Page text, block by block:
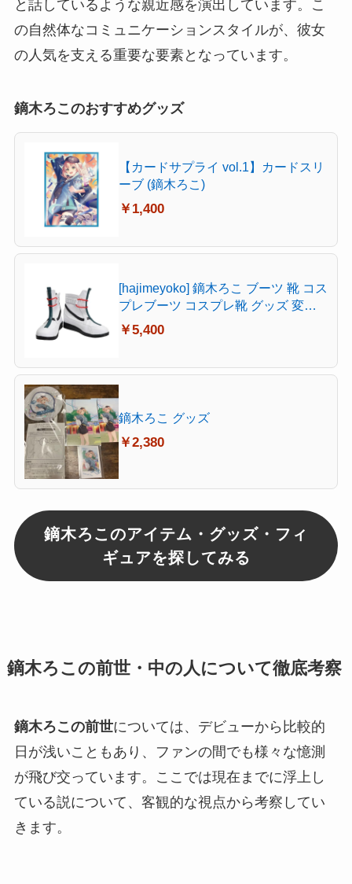
と話しているような親近感を演出しています。こ
の自然体なコミュニケーションスタイルが、彼女
の人気を支える重要な要素となっています。
鏑木ろこのおすすめグッズ
【カードサプライ vol.1】カードスリ
ーブ (鏑木ろこ)
￥1,400
[hajimeyoko] 鏑木ろこ ブーツ 靴 コス
プレブーツ コスプレ靴 グッズ 変装
用 コスチューム 仮装 文化祭 イベン
ト ハロウィン 学園祭 (26.5 cm)
￥5,400
鏑木ろこ グッズ
￥2,380
鏑木ろこのアイテム・グッズ・フィ
ギュアを探してみる
鏑木ろこの前世・中の人について徹底考察
鏑木ろこの前世については、デビューから比較的
日が浅いこともあり、ファンの間でも様々な憶測
が飛び交っています。ここでは現在までに浮上し
ている説について、客観的な視点から考察してい
きます。